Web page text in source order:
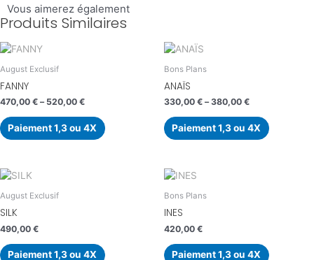
Vous aimerez également
Produits Similaires
August Exclusif
FANNY
470,00 € – 520,00 €
Paiement 1,3 ou 4X
Bons Plans
ANAÏS
330,00 € –380,00 €
Paiement 1,3 ou 4X
August Exclusif
SILK
490,00 €
Paiement 1,3 ou 4X
Bons Plans
INES
420,00 €
Paiement 1,3 ou 4X